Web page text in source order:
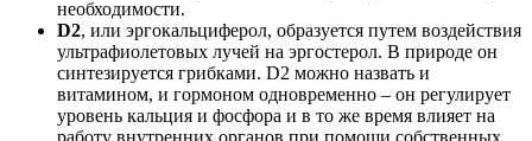
необходимости.
D2, или эргокальциферол, образуется путем воздействия
ультрафиолетовых лучей на эргостерол. В природе он
синтезируется грибками. D2 можно назвать и
витамином, и гормоном одновременно – он регулирует
уровень кальция и фосфора и в то же время влияет на
работу внутренних органов при помощи собственных